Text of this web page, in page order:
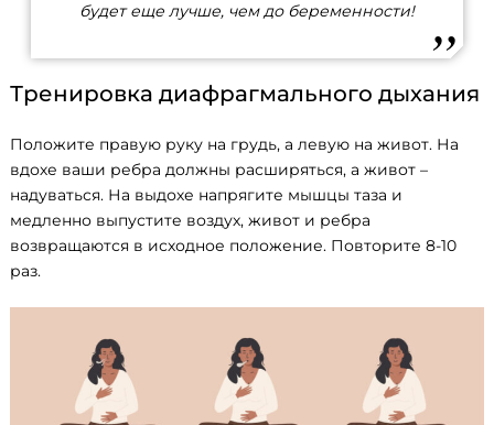
будет еще лучше, чем до беременности!
Тренировка диафрагмального дыхания
Положите правую руку на грудь, а левую на живот. На
вдохе ваши ребра должны расширяться, а живот –
надуваться. На выдохе напрягите мышцы таза и
медленно выпустите воздух, живот и ребра
возвращаются в исходное положение. Повторите 8-10
раз.